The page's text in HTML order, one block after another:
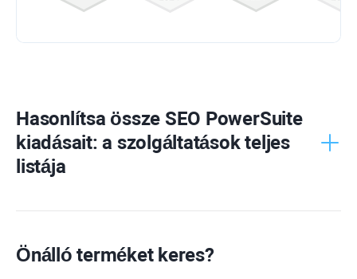
Hasonlítsa össze SEO PowerSuite
kiadásait: a szolgáltatások teljes
listája
Önálló terméket keres?